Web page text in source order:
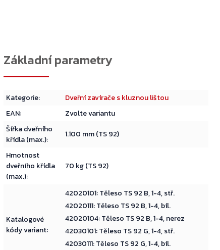
Kategorie:
Dveřní zavírače s kluznou lištou
EAN:
Zvolte variantu
Šířka dveřního
křídla (max.):
1.100 mm (TS 92)
Hmotnost
dveřního křídla
(max.):
70 kg (TS 92)
Katalogové
kódy variant:
42020101: Těleso TS 92 B, 1-4, stř.
42020111: Těleso TS 92 B, 1-4, bíl.
42020104: Těleso TS 92 B, 1-4, nerez
42030101: Těleso TS 92 G, 1-4, stř.
42030111: Těleso TS 92 G, 1-4, bíl.